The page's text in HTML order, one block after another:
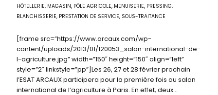
HÔTELLERIE, MAGASIN, PÔLE AGRICOLE, MENUISERIE, PRESSING,
BLANCHISSERIE, PRESTATION DE SERVICE, SOUS-TRAITANCE
[frame src=”https://www.arcaux.com/wp-
content/uploads/2013/01/120053_salon-international-de-
l-agriculture.jpg” width=”150″ height=”150″ align=”left”
style=”2″ linkstyle=”pp”]Les 26, 27 et 28 février prochain
l’ESAT ARCAUX participera pour la première fois au salon
international de l’agriculture à Paris. En effet, deux…